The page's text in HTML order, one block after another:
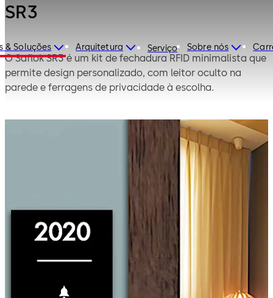
& Soluções Arquitetura Serviço Sobre nós
SR3
O Saflok SR3 é um kit de fechadura RFID minimalista que
permite design personalizado, com leitor oculto na
parede e ferragens de privacidade à escolha.